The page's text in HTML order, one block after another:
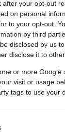
your opt-out
on personal
to your opt-out.
by third
disclosed by us
disclose it to
or more
visit or usage
tags to use your
ad
sulla
Nato
Siamo
Palestinese
-. Ci